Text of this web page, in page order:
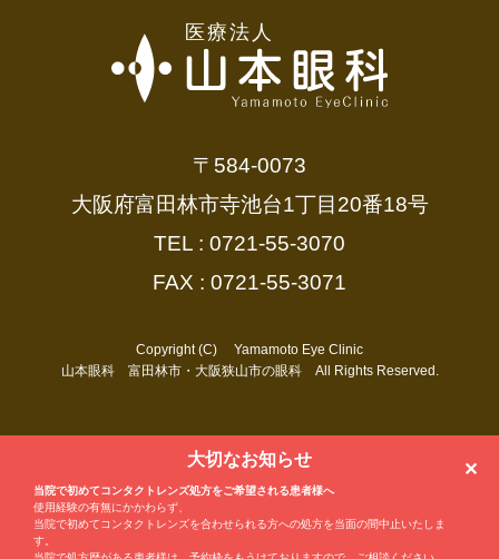
てありがとうございます。これからもスタ
ッフ一同、地域医療に少しでも貢献出来る
よう精進いたしますので、よろしくお願い
〒584-0073
大阪府富田林市寺池台1丁目20番18号
TEL : 0721-55-3070
FAX : 0721-55-3071
Copyright (C) Yamamoto Eye Clinic
山本眼科 富田林市・大阪狭山市の眼科 All Rights Reserved.
✕
大切なお知らせ
当院で初めてコンタクトレンズ処方をご希望される患者様へ
使用経験の有無にかかわらず、
当院で初めてコンタクトレンズを合わせられる方への処方を当面の間中止いたしま
す。